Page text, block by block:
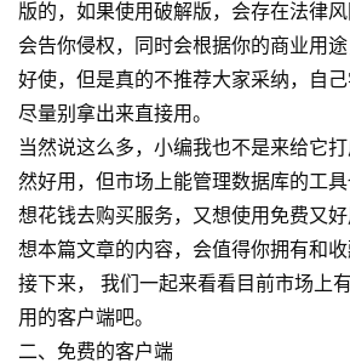
版的，如果使用破解版，会存在法律风
会告你侵权，同时会根据你的商业用
好使，但是真的不推荐大家采纳，自
尽量别拿出来直接用。
当然说这么多，小编我也不是来给它打
然好用，但市场上能管理数据库的工
想花钱去购买服务，又想使用免费又
想本篇文章的内容，会值得你拥有和收
接下来， 我们一起来看看目前市场上
用的客户端吧。
二、免费的客户端